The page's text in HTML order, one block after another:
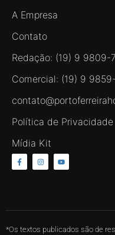
A Empresa
Contato
Redação: (19) 9 9809-
Comercial: (19) 9
Política de Privacidade
Mídia Kit
*Os textos publicados são de